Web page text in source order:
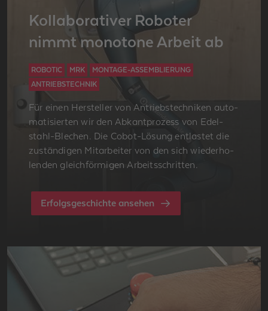
Kol­la­bo­ra­ti­ver Ro­bo­ter
nimmt mo­no­to­ne Ar­beit ab
ROBOTIC MRK
MONTAGE-ASSEMBLIERUNG
ANTRIEBSTECHNIK
Für einen Her­stel­ler von An­triebs­tech­ni­ken au­to­
ma­ti­sier­ten wir den Ab­kant­pro­zess von Edel­
stahl-Ble­chen. Die Cobot-Lö­sung ent­las­tet die
zu­stän­di­gen Mit­ar­bei­ter von den sich wie­der­ho­
len­den gleich­för­mi­gen Ar­beits­schrit­ten.
Erfolgsgeschichte ansehen